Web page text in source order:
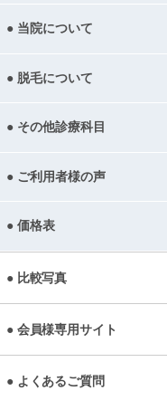
当院について
脱毛について
その他診療科目
ご利用者様の声
価格表
比較写真
会員様専用サイト
よくあるご質問